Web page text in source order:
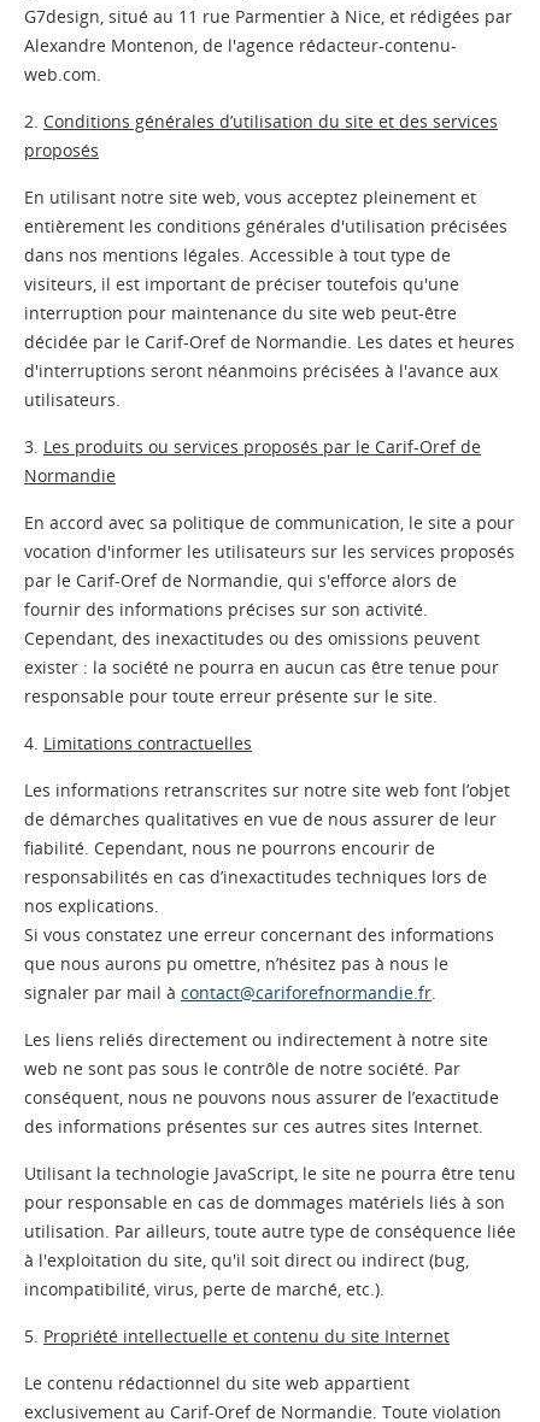
G7design, situé au 11 rue Parmentier à Nice, et rédigées par
Alexandre Montenon, de l'agence rédacteur-contenu-
web.com.
2. Conditions générales d’utilisation du site et des services
proposés
En utilisant notre site web, vous acceptez pleinement et
entièrement les conditions générales d'utilisation précisées
dans nos mentions légales. Accessible à tout type de
visiteurs, il est important de préciser toutefois qu'une
interruption pour maintenance du site web peut-être
décidée par le Carif-Oref de Normandie. Les dates et heures
d'interruptions seront néanmoins précisées à l'avance aux
utilisateurs.
3. Les produits ou services proposés par le Carif-Oref de
Normandie
En accord avec sa politique de communication, le site a pour
vocation d'informer les utilisateurs sur les services proposés
par le Carif-Oref de Normandie, qui s'efforce alors de
fournir des informations précises sur son activité.
Cependant, des inexactitudes ou des omissions peuvent
exister : la société ne pourra en aucun cas être tenue pour
responsable pour toute erreur présente sur le site.
4. Limitations contractuelles
Les informations retranscrites sur notre site web font l’objet
de démarches qualitatives en vue de nous assurer de leur
fiabilité. Cependant, nous ne pourrons encourir de
responsabilités en cas d’inexactitudes techniques lors de
nos explications.
Si vous constatez une erreur concernant des informations
que nous aurons pu omettre, n’hésitez pas à nous le
signaler par mail à contact@cariforefnormandie.fr.
Les liens reliés directement ou indirectement à notre site
web ne sont pas sous le contrôle de notre société. Par
conséquent, nous ne pouvons nous assurer de l’exactitude
des informations présentes sur ces autres sites Internet.
Utilisant la technologie JavaScript, le site ne pourra être tenu
pour responsable en cas de dommages matériels liés à son
utilisation. Par ailleurs, toute autre type de conséquence liée
à l'exploitation du site, qu'il soit direct ou indirect (bug,
incompatibilité, virus, perte de marché, etc.).
5. Propriété intellectuelle et contenu du site Internet
Le contenu rédactionnel du site web appartient
exclusivement au Carif-Oref de Normandie. Toute violation